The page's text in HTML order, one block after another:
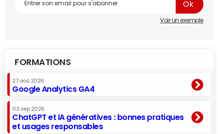
Voir un exemple
FORMATIONS
27 aoû 2026
Google Analytics GA4
03 sep 2026
ChatGPT et IA génératives : bonnes pratiques
et usages responsables